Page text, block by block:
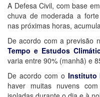
A Defesa Civil, com base
chuva de moderada a
nas próximas horas,
De acordo com a previsão
Tempo e Estudos
varia entre 90% (manhã) e
De acordo com o Instituto
haver muitas nuvens